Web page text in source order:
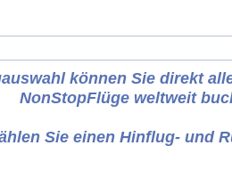
können Sie direkt
NonStopFlüge weltweit
Sie einen Hinflug- und